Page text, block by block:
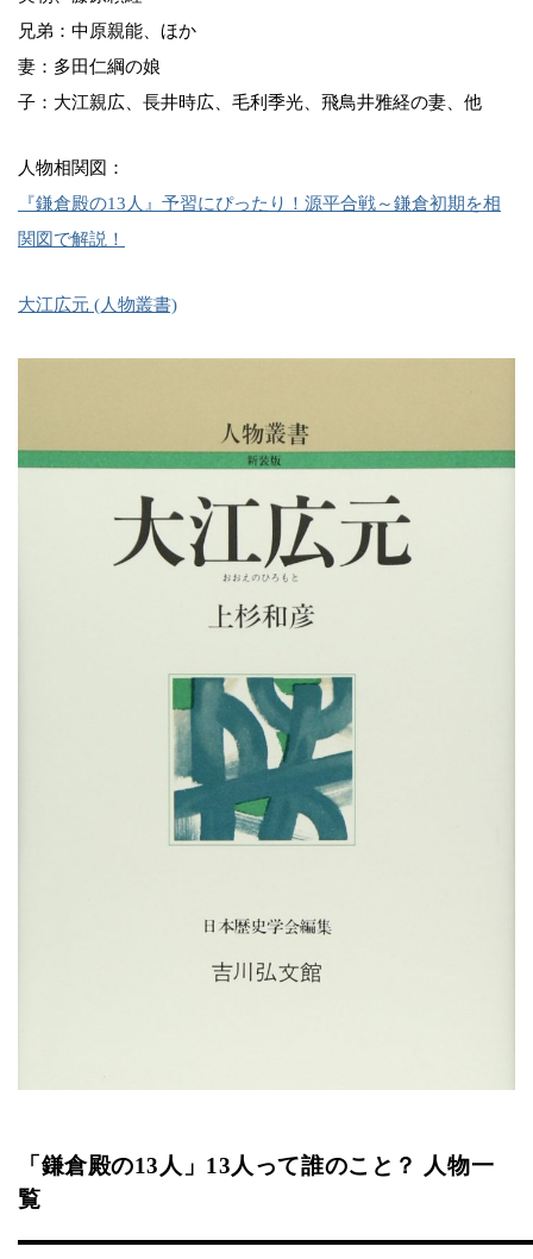
兄弟：中原親能、ほか
妻：多田仁綱の娘
子：大江親広、長井時広、毛利季光、飛鳥井雅経の妻、他
人物相関図：
『鎌倉殿の13人』予習にぴったり！源平合戦～鎌倉初期を相
関図で解説！
大江広元 (人物叢書)
「鎌倉殿の13人」13人って誰のこと？ 人物一
覧